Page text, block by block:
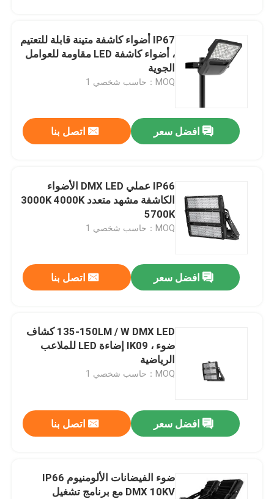
IP67 أضواء كاشفة متينة قابلة للتعتيم
، أضواء كاشفة LED مقاومة للعوامل
الجوية
MOQ：حاسب شخصي 1
افضل سعر اتصل بنا
IP66 عملي DMX LED الأضواء
الكاشفة مشهد متعدد 3000K 4000K
5700K
MOQ：حاسب شخصي 1
افضل سعر اتصل بنا
135-150LM / W DMX LED كشاف
ضوء ، IK09 إضاءة LED للملاعب
الرياضية
MOQ：حاسب شخصي 1
افضل سعر اتصل بنا
ضوء الفيضانات الألومنيوم IP66
DMX 10KV مع برنامج تشغيل